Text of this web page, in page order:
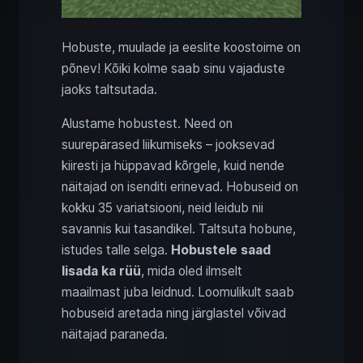
Hobuste, muulade ja eeslite koostoime on
põnev! Kõiki kolme saab sinu vajaduste
jaoks taltsutada.
Alustame hobustest. Need on
suurepärased liikumiseks – jooksevad
kiiresti ja hüppavad kõrgele, kuid nende
näitajad on isenditi erinevad. Hobuseid on
kokku 35 variatsiooni, neid leidub nii
savannis kui tasandikel. Taltsuta hobune,
istudes talle selga. Hobustele saad
lisada ka rüü, mida oled ilmselt
maailmast juba leidnud. Loomulikult saab
hobuseid aretada ning järglastel võivad
näitajad paraneda.